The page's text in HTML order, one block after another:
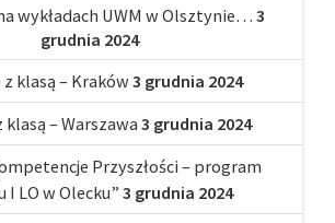
wykładach UWM w Olsztynie… 3
grudnia 2024
klasą – Kraków 3 grudnia 2024
klasą – Warszawa 3 grudnia 2024
Przyszłości – program
I LO w Olecku” 3 grudnia 2024